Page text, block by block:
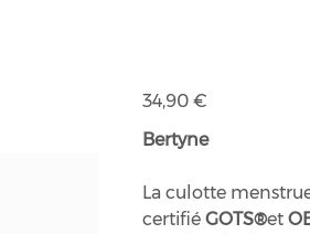
Prix
34,90 €
Bertyne
La culotte
certifié GOTS®et